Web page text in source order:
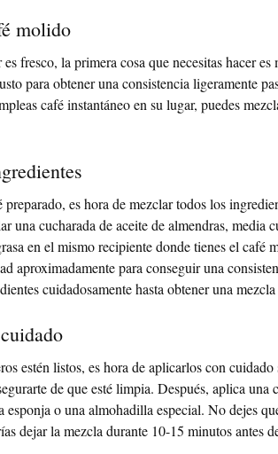
molido
fresco, la primera cosa que necesitas hacer es
para obtener una consistencia ligeramente
café instantáneo en su lugar, puedes
es hora de mezclar todos los
una cucharada de aceite de almendras, media
en el mismo recipiente donde tienes el café
aproximadamente para conseguir una
cuidadosamente hasta obtener una
estén listos, es hora de aplicarlos con
de que esté limpia. Después, aplica una
esponja o una almohadilla especial. No dejes
dejar la mezcla durante 10-15 minutos antes